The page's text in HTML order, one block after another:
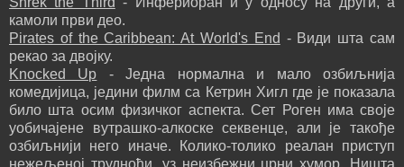
камоли први део.
Pirates of the Caribbean: At World's End - Види шта сам
рекао за двојку.
Knocked Up - Једна нормална и мало озбиљнија
комедијица, једини филм са Кетрин Хигл где је показала
било шта осим физичког аспекта. Сет Роген има своје
уобичајене вутрашко-алкоске секвенце, али је такође
озбиљнији него иначе. Колико-толико реалан приступ
нежељеној трудноћи, уз неизбежни црни хумор. Ништа